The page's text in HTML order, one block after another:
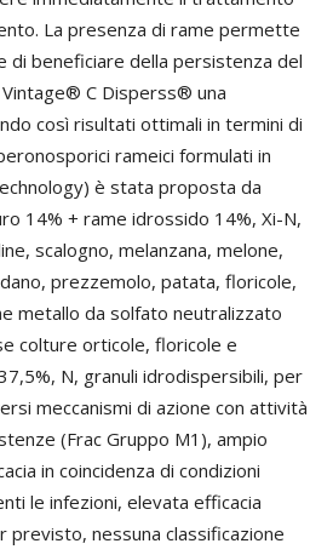
La presenza di rame permette
di beneficiare della persistenza del
C Disperss® una
così risultati ottimali in termini di
rameici formulati in
è stata proposta da
14% + rame idrossido 14%, Xi-N,
scalogno, melanzana, melone,
prezzemolo, patata, floricole,
metallo da solfato neutralizzato
colture orticole, floricole e
N, granuli idrodispersibili, per
meccanismi di azione con attività
(Frac Gruppo M1), ampio
in coincidenza di condizioni
le infezioni, elevata efficacia
nessuna classificazione